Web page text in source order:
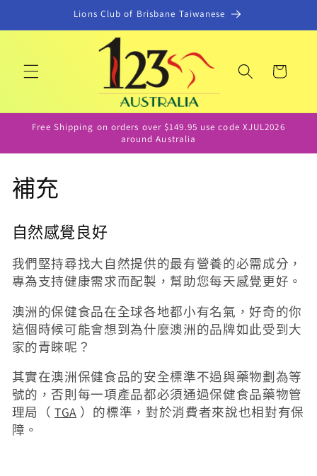
Lions Club of Brisbane Taiwanese
物
Free Shipping on orders over $149.95 use code XJUL2026
around Australia
商
品
系
列
:
補充
自然感覺良好
我們堅持尋找大自然提供的最有營養的必需成分，
專為支持健康需求而配製，幫助您每天感覺更好。
澳洲的保健食品在全球各地都小有名氣，好奇的你
這個時候可能會想到為什麼澳洲的品牌如此受到大
家的青睞呢？
其實在澳洲保健食品的安全標準不過與藥物劃為等
號的，否則每一項產品都必須通過保健食品藥物管
理局（TGA ）的標準，對於消費者來說也相對有保
障。